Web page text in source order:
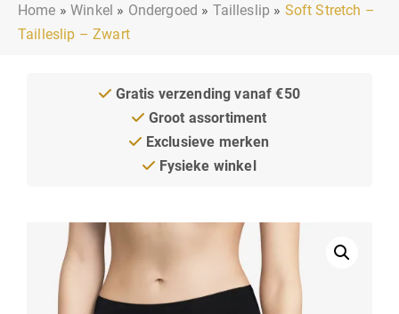
Home »Winkel » Ondergoed » Tailleslip » Soft Stretch –
Tailleslip – Zwart
Gratis verzending vanaf €50
Groot assortiment
Exclusieve merken
Fysieke winkel